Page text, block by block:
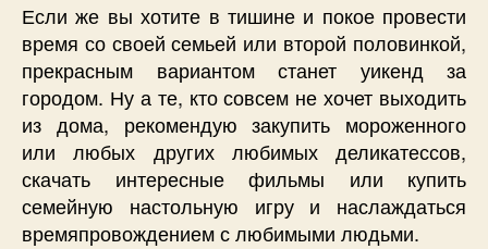
Если же вы хотите в тишине и покое провести
время со своей семьей или второй половинкой,
прекрасным вариантом станет уикенд за
городом. Ну а те, кто совсем не хочет выходить
из дома, рекомендую закупить мороженного
или любых других любимых деликатессов,
скачать интересные фильмы или купить
семейную настольную игру и наслаждаться
времяпровождением с любимыми людьми.